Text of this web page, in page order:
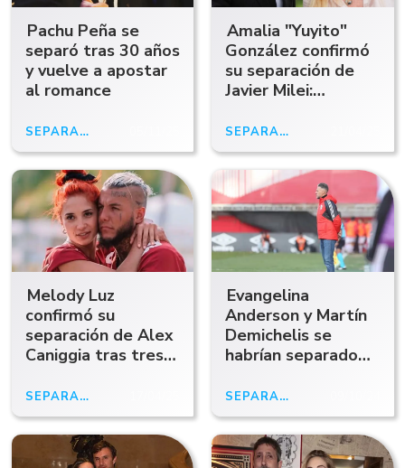
Pachu Peña se
separó tras 30 años
y vuelve a apostar
al romance
SEPARADO
Amalia "Yuyito"
González confirmó
su separación de
Javier Milei:
dignidad y
madurez"
SEPARACIÓN
Melody Luz
confirmó su
separación de Alex
Caniggia tras tres
una hija en común
SEPARADOS
Evangelina
Anderson y Martín
Demichelis se
habrían separado
tercera en discordia
SEPARACIÓN